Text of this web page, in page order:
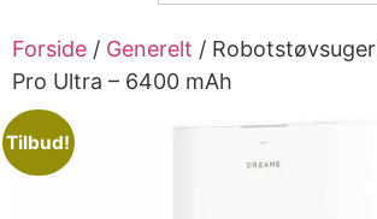
Forside / Generelt /
Pro Ultra – 6400 mAh
Tilbud!